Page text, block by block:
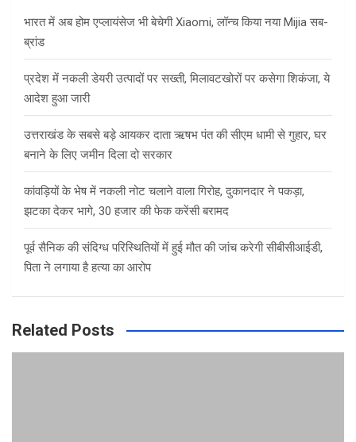
भारत में अब होम एप्लायंसेज भी बेचेगी Xiaomi, लॉन्च किया नया Mijia सब-
ब्रांड
प्रदेश में नकली डेयरी उत्पादों पर सख्ती, मिलावटखोरों पर कसेगा शिकंजा, ये
आदेश हुआ जारी
उत्तराखंड के सबसे बड़े आयकर दाता ऋषभ पंत की सीएम धामी से गुहार, घर
बनाने के लिए जमीन दिला दो सरकार
कांवड़ियों के भेष में नकली नोट चलाने वाला गिरोह, दुकानदार ने पकड़ा,
झटका देकर भागे, 30 हजार की फेक करेंसी बरामद
पूर्व सैनिक की संदिग्ध परिस्थितियों में हुई मौत की जांच करेगी सीबीसीआईडी,
पिता ने लगाया है हत्या का आरोप
Related Posts